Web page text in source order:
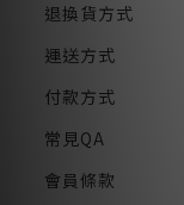
退換貨方式
運送方式
付款方式
常見QA
會員條款